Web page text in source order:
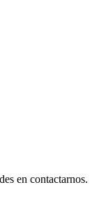
en contactarnos.